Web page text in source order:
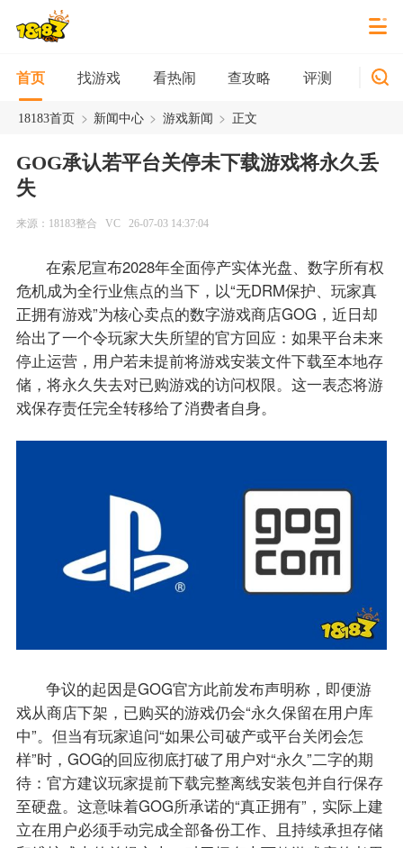
首页 找游戏 看热闹 查攻略 评测 新游
18183首页 > 新闻中心 > 游戏新闻 > 正文
GOG承认若平台关停未下载游戏将永久丢
失
来源：18183整合 VC 26-07-03 14:37:04
在索尼宣布2028年全面停产实体光盘、数字所有权
危机成为全行业焦点的当下，以“无DRM保护、玩家真
正拥有游戏”为核心卖点的数字游戏商店GOG，近日却
给出了一个令玩家大失所望的官方回应：如果平台未来
停止运营，用户若未提前将游戏安装文件下载至本地存
储，将永久失去对已购游戏的访问权限。这一表态将游
戏保存责任完全转移给了消费者自身。
争议的起因是GOG官方此前发布声明称，即便游
戏从商店下架，已购买的游戏仍会“永久保留在用户库
中”。但当有玩家追问“如果公司破产或平台关闭会怎
样”时，GOG的回应彻底打破了用户对“永久”二字的期
待：官方建议玩家提前下载完整离线安装包并自行保存
至硬盘。这意味着GOG所承诺的“真正拥有”，实际上建
立在用户必须手动完成全部备份工作、且持续承担存储